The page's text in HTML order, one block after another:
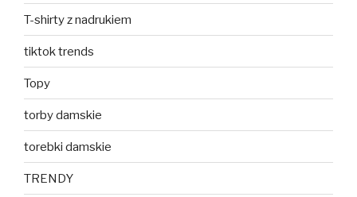
T-shirty z nadrukiem
tiktok trends
Topy
torby damskie
torebki damskie
TRENDY